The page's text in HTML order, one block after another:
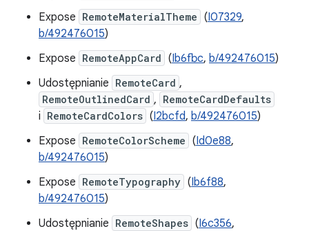
Expose RemoteMaterialTheme (I07329,
b/492476015)
Expose RemoteAppCard (Ib6fbc, b/492476015)
Udostępnianie RemoteCard ,
RemoteOutlinedCard , RemoteCardDefaults
i RemoteCardColors (I2bcfd, b/492476015)
Expose RemoteColorScheme (Id0e88,
b/492476015)
Expose RemoteTypography (Ib6f88,
b/492476015)
Udostępnianie RemoteShapes (I6c356,